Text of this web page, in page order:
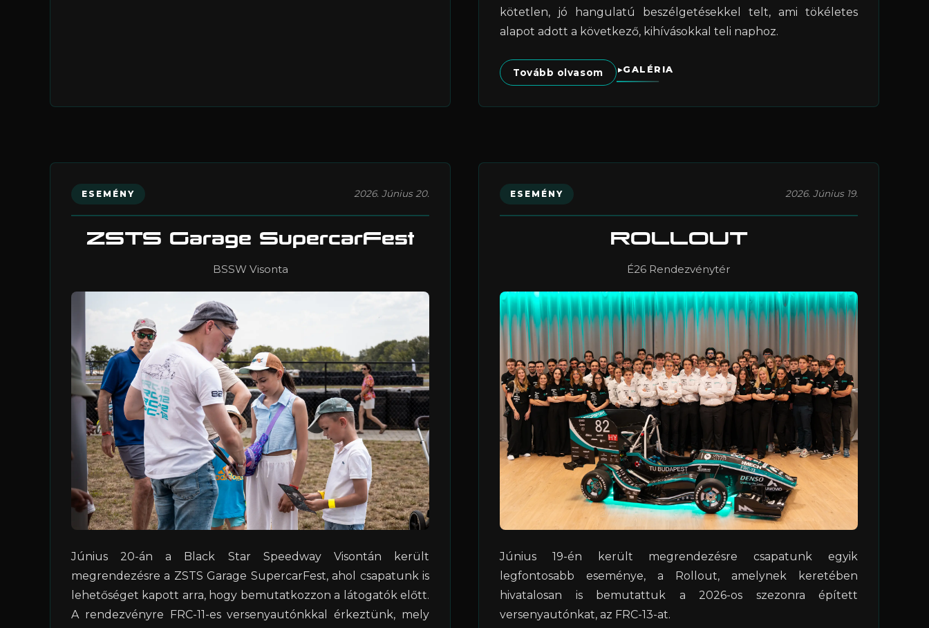
kötetlen, jó hangulatú beszélgetésekkel telt, ami tökéletes
alapot adott a következő, kihívásokkal teli naphoz.
Tovább olvasom GALÉRIA
ESEMÉNY 2026. Június 20.
ZSTS Garage SupercarFest
BSSW Visonta
Június 20-án a Black Star Speedway Visontán került
megrendezésre a ZSTS Garage SupercarFest, ahol csapatunk is
lehetőséget kapott arra, hogy bemutatkozzon a látogatók előtt.
A rendezvényre FRC-11-es versenyautónkkal érkeztünk, mely
ESEMÉNY 2026. Június 19.
ROLLOUT
É26 Rendezvénytér
Június 19-én került megrendezésre csapatunk egyik
legfontosabb eseménye, a Rollout, amelynek keretében
hivatalosan is bemutattuk a 2026-os szezonra épített
versenyautónkat, az FRC-13-at.